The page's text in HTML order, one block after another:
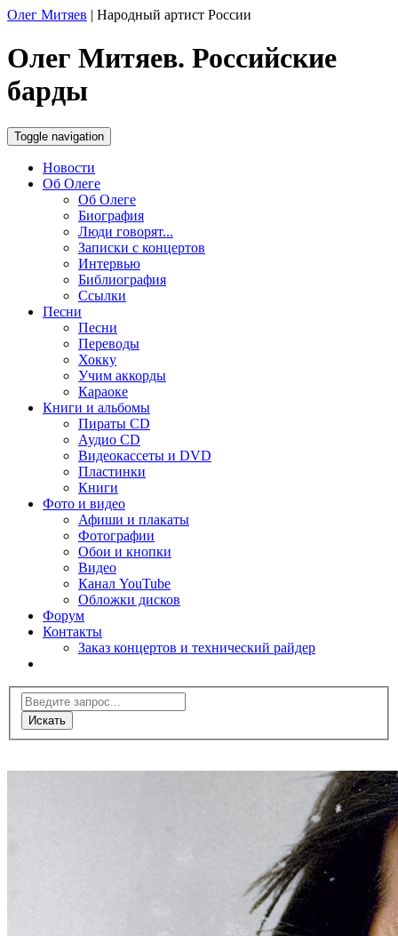
Олег Митяев | Народный артист России
Олег Митяев. Российские
барды
Toggle navigation
Новости
Об Олеге
Об Олеге
Биография
Люди говорят...
Записки с концертов
Интервью
Библиография
Ссылки
Песни
Песни
Переводы
Хокку
Учим аккорды
Караоке
Книги и альбомы
Пираты CD
Аудио CD
Видеокассеты и DVD
Пластинки
Книги
Фото и видео
Афиши и плакаты
Фотографии
Обои и кнопки
Видео
Канал YouTube
Обложки дисков
Форум
Контакты
Заказ концертов и технический райдер
Искать